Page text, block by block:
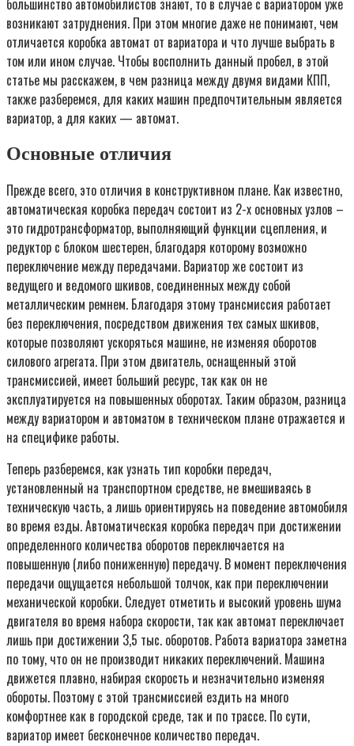
большинство автомобилистов знают, то в случае с вариатором уже
возникают затруднения. При этом многие даже не понимают, чем
отличается коробка автомат от вариатора и что лучше выбрать в
том или ином случае. Чтобы восполнить данный пробел, в этой
статье мы расскажем, в чем разница между двумя видами КПП,
также разберемся, для каких машин предпочтительным является
вариатор, а для каких — автомат.
Основные отличия
Прежде всего, это отличия в конструктивном плане. Как известно,
автоматическая коробка передач состоит из 2-х основных узлов –
это гидротрансформатор, выполняющий функции сцепления, и
редуктор с блоком шестерен, благодаря которому возможно
переключение между передачами. Вариатор же состоит из
ведущего и ведомого шкивов, соединенных между собой
металлическим ремнем. Благодаря этому трансмиссия работает
без переключения, посредством движения тех самых шкивов,
которые позволяют ускоряться машине, не изменяя оборотов
силового агрегата. При этом двигатель, оснащенный этой
трансмиссией, имеет больший ресурс, так как он не
эксплуатируется на повышенных оборотах. Таким образом, разница
между вариатором и автоматом в техническом плане отражается и
на специфике работы.
Теперь разберемся, как узнать тип коробки передач,
установленный на транспортном средстве, не вмешиваясь в
техническую часть, а лишь ориентируясь на поведение автомобиля
во время езды. Автоматическая коробка передач при достижении
определенного количества оборотов переключается на
повышенную (либо пониженную) передачу. В момент переключения
передачи ощущается небольшой толчок, как при переключении
механической коробки. Следует отметить и высокий уровень шума
двигателя во время набора скорости, так как автомат переключает
лишь при достижении 3,5 тыс. оборотов. Работа вариатора заметна
по тому, что он не производит никаких переключений. Машина
движется плавно, набирая скорость и незначительно изменяя
обороты. Поэтому с этой трансмиссией ездить на много
комфортнее как в городской среде, так и по трассе. По сути,
вариатор имеет бесконечное количество передач.